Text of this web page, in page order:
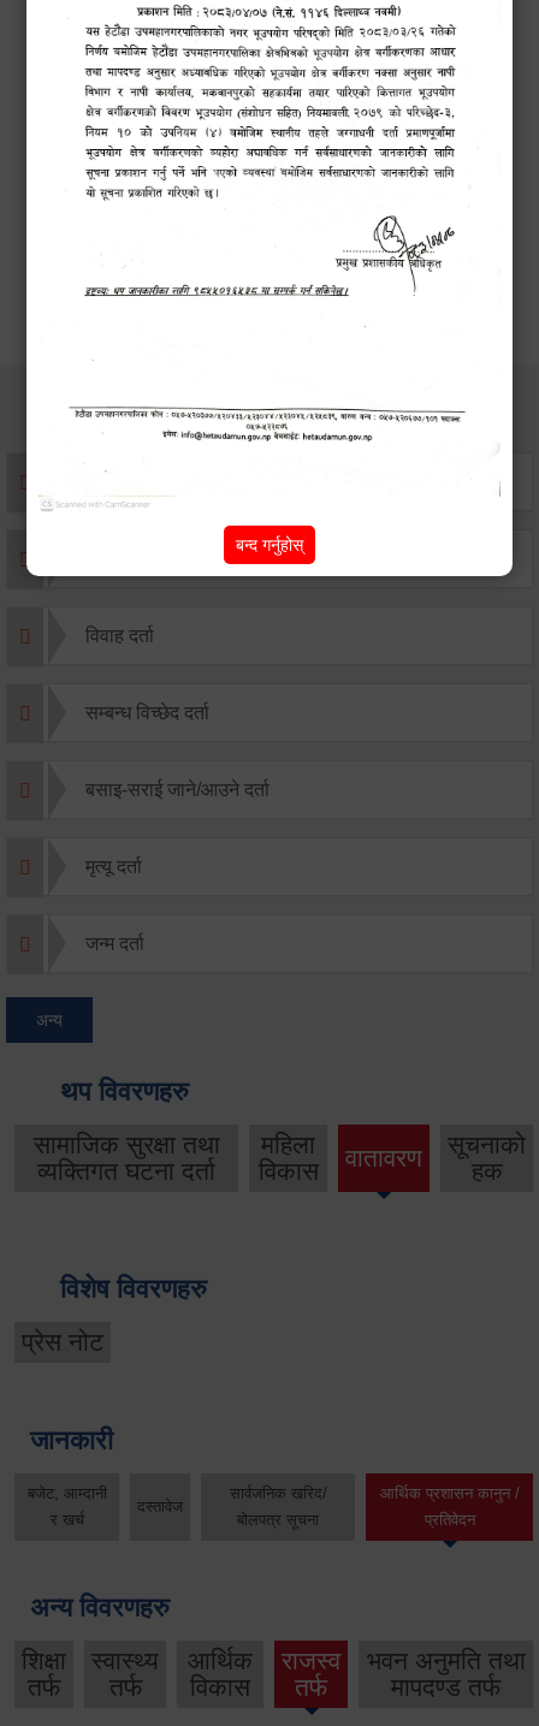
सूचना
सेवाहरु
एकिकृत सम्पत्ति कर/घर जग्गा कर
विवाह दर्ता
सम्बन्ध विच्छेद दर्ता
बसाइ-सराई जाने/आउने दर्ता
मृत्यू दर्ता
जन्म दर्ता
अन्य
थप विवरणहरु
सामाजिक सुरक्षा तथा
व्यक्तिगत घटना दर्ता
महिला
विकास
वातावरण
सूचनाको
हक
विशेष विवरणहरु
प्रेस नोट
जानकारी
बजेट, आम्दानी
र खर्च
दस्तावेज
सार्वजनिक खरिद/
बोलपत्र सूचना
आर्थिक प्रशासन कानुन /
प्रतिवेदन
अन्य विवरणहरु
शिक्षा
तर्फ
स्वास्थ्य
तर्फ
आर्थिक
विकास
राजस्व
तर्फ
भवन अनुमति तथा
मापदण्ड तर्फ
बन्द गर्नुहोस्